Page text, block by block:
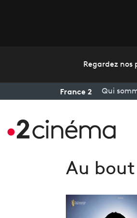
Regardez nos
France 2 Qui
Au